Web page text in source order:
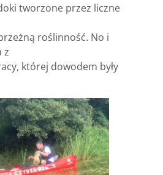
tworzone przez liczne
roślinność. No i
z
której dowodem były